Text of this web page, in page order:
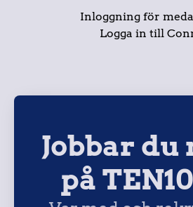
Inloggning för
Logga in till
Jobbar du
på